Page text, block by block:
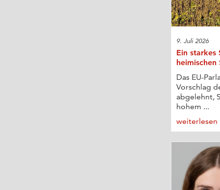
9. Juli 2026
Ein starkes
Das EU-
Vorschlag
abgelehnt,
hohem ...
weiterlesen